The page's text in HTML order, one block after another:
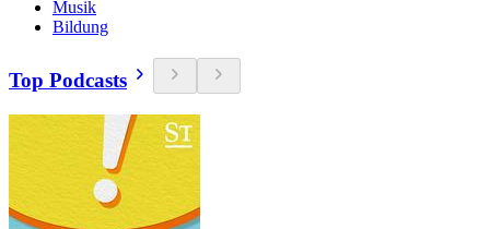
Musik
Bildung
Top Podcasts